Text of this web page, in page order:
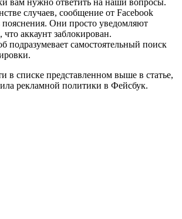
случаев, сообщение от Facebook
пояснения. Они просто уведомляют
что аккаунт заблокирован.
подразумевает самостоятельный поиск
в списке представленном выше в статье,
рекламной политики в Фейсбук.